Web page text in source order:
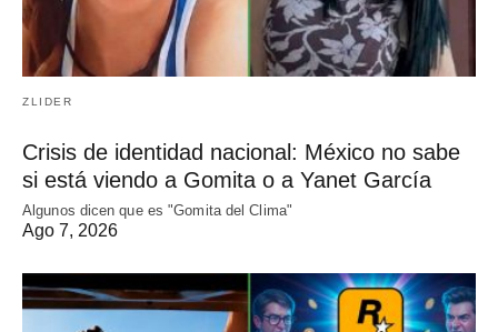
ZLIDER
Crisis de identidad nacional: México no sabe
si está viendo a Gomita o a Yanet García
Algunos dicen que es "Gomita del Clima"
Ago 7, 2026